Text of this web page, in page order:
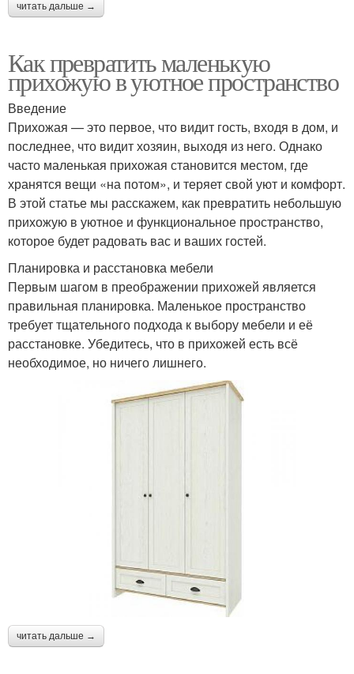
читать дальше →
Как превратить маленькую
прихожую в уютное пространство
Введение
Прихожая — это первое, что видит гость, входя в дом, и
последнее, что видит хозяин, выходя из него. Однако
часто маленькая прихожая становится местом, где
хранятся вещи «на потом», и теряет свой уют и комфорт.
В этой статье мы расскажем, как превратить небольшую
прихожую в уютное и функциональное пространство,
которое будет радовать вас и ваших гостей.
Планировка и расстановка мебели
Первым шагом в преображении прихожей является
правильная планировка. Маленькое пространство
требует тщательного подхода к выбору мебели и её
расстановке. Убедитесь, что в прихожей есть всё
необходимое, но ничего лишнего.
читать дальше →